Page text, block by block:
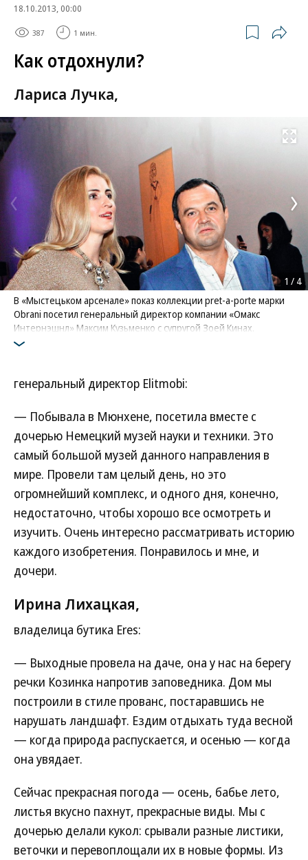
18.10.2013, 00:00
387 1 мин.
Как отдохнули?
Лариса Лучка,
Развернуть
В «Мыстецьком арсенале» показ коллекции pret-a-porte марки
Obrani посетил генеральный директор компании «Омакс
Интернэшнл» Максим Кузьменко с супругой Зоей Кинах.
Фото: Коммерсантъ / Кирилл Чуботин
1 / 4
генеральный директор Elitmobi:
— Побывала в Мюнхене, посетила вместе с
дочерью Немецкий музей науки и техники. Это
самый большой музей данного направления в
мире. Провели там целый день, но это
огромнейший комплекс, и одного дня, конечно,
недостаточно, чтобы хорошо все осмотреть и
изучить. Очень интересно рассматривать историю
каждого изобретения. Понравилось и мне, и
дочери.
Ирина Лихацкая,
владелица бутика Eres:
— Выходные провела на даче, она у нас на берегу
речки Козинка напротив заповедника. Дом мы
построили в стиле прованс, постаравшись не
нарушать ландшафт. Ездим отдыхать туда весной
— когда природа распускается, и осенью — когда
она увядает.
Сейчас прекрасная погода — осень, бабье лето,
листья вкусно пахнут, прекрасные виды. Мы с
дочерью делали кукол: срывали разные листики,
веточки и перевоплощали их в новые формы. Из